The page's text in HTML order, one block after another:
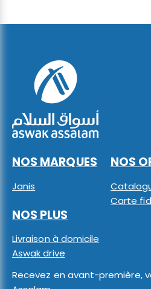
NOS MARQUES
Janis
NOS
Carte
NOS PLUS
Livraison à domicile
Aswak drive
Recevez en avant-première,